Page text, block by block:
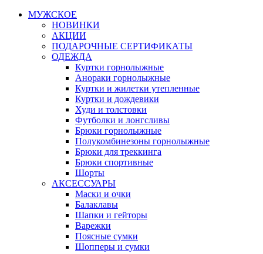
МУЖСКОЕ
НОВИНКИ
АКЦИИ
ПОДАРОЧНЫЕ СЕРТИФИКАТЫ
ОДЕЖДА
Куртки горнолыжные
Анораки горнолыжные
Куртки и жилетки утепленные
Куртки и дождевики
Худи и толстовки
Футболки и лонгсливы
Брюки горнолыжные
Полукомбинезоны горнолыжные
Брюки для треккинга
Брюки спортивные
Шорты
АКСЕССУАРЫ
Маски и очки
Балаклавы
Шапки и гейторы
Варежки
Поясные сумки
Шопперы и сумки